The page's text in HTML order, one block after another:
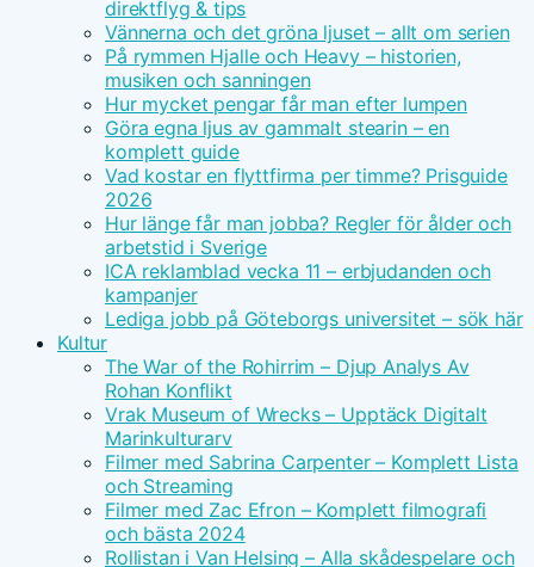
direktflyg & tips
Vännerna och det gröna ljuset – allt om serien
På rymmen Hjalle och Heavy – historien,
musiken och sanningen
Hur mycket pengar får man efter lumpen
Göra egna ljus av gammalt stearin – en
komplett guide
Vad kostar en flyttfirma per timme? Prisguide
2026
Hur länge får man jobba? Regler för ålder och
arbetstid i Sverige
ICA reklamblad vecka 11 – erbjudanden och
kampanjer
Lediga jobb på Göteborgs universitet – sök här
Kultur
The War of the Rohirrim – Djup Analys Av
Rohan Konflikt
Vrak Museum of Wrecks – Upptäck Digitalt
Marinkulturarv
Filmer med Sabrina Carpenter – Komplett Lista
och Streaming
Filmer med Zac Efron – Komplett filmografi
och bästa 2024
Rollistan i Van Helsing – Alla skådespelare och